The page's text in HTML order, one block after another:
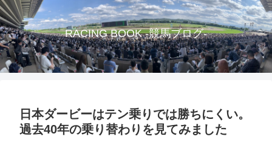
RACING BOOK -競馬ブログ-
日本ダービーはテン乗りでは勝ちにくい。
過去40年の乗り替わりを見てみました